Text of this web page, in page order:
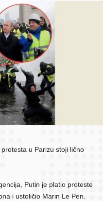
u Parizu stoji lično
Putin je platio proteste
i ustoličio Marin Le Pen.